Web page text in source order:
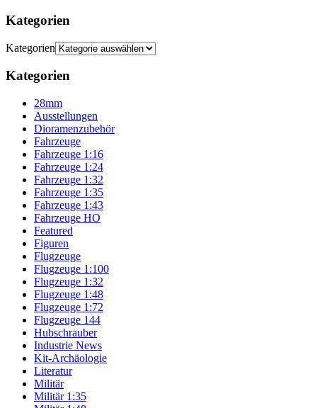
Kategorien
Kategorien
Kategorien
28mm
Ausstellungen
Dioramenzubehör
Fahrzeuge
Fahrzeuge 1:16
Fahrzeuge 1:24
Fahrzeuge 1:32
Fahrzeuge 1:35
Fahrzeuge 1:43
Fahrzeuge HO
Featured
Figuren
Flugzeuge
Flugzeuge 1:100
Flugzeuge 1:32
Flugzeuge 1:48
Flugzeuge 1:72
Flugzeuge 144
Hubschrauber
Industrie News
Kit-Archäologie
Literatur
Militär
Militär 1:35